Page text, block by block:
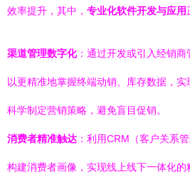
效率提升，其中， 专业化软件开发与应用
渠道管理数字化：通过开发或引入经销
以更精准地掌握终端动销、库存数据，实
科学制定营销策略，避免盲目促销。
消费者精准触达 ：利用CRM（客户关系
构建消费者画像，实现线上线下一体化